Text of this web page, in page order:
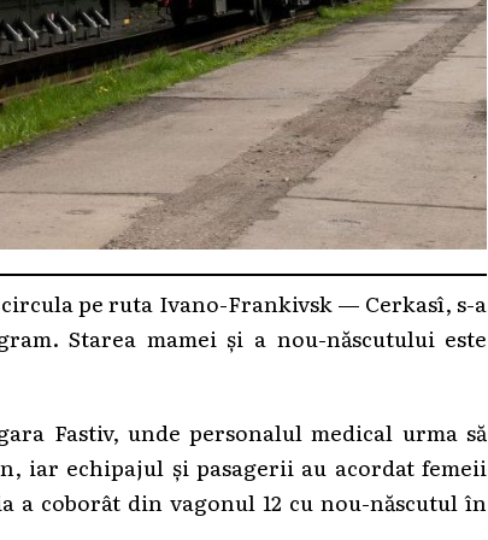
pe ruta Ivano-Frankivsk — Cerkasî, s-a
Starea mamei și a nou-născutului este
Fastiv, unde personalul medical urma să
iar echipajul și pasagerii au acordat femeii
coborât din vagonul 12 cu nou-născutul în